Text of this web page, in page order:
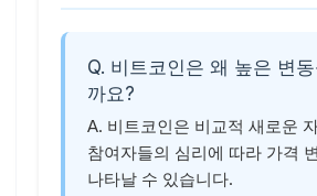
Q. 비트코인은 왜 높은 변
까요?
A. 비트코인은 비교적 새로운
참여자들의 심리에 따라 가격
나타날 수 있습니다.